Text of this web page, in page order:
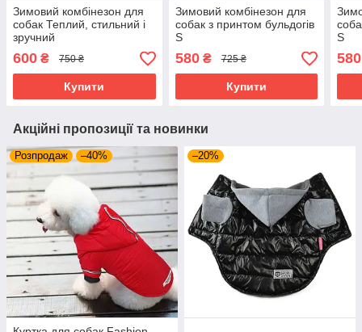
Зимовий комбінезон для
собак Теплий, стильний і
зручний
600 ₴ 750 ₴
Купити
Зимовий комбінезон для
собак з принтом бульдогів
S
580₴ 725 ₴
Купити
S
580
Акційні пропозиції та новинки
Розпродаж –40% –20%